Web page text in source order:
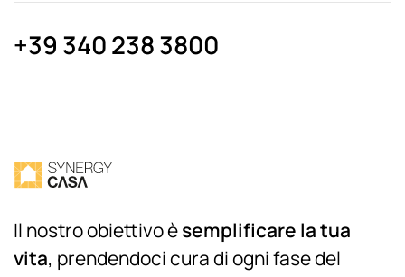
+39 340 238 3800
Il nostro obiettivo èsemplificare la tua
vita, prendendoci cura di ogni fase del